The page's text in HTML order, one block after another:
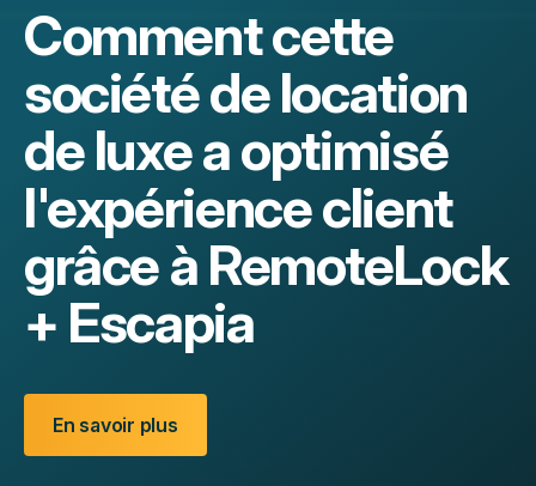
Comment cette
société de location
de luxe a optimisé
l'expérience client
grâce à RemoteLock
+ Escapia
En savoir plus